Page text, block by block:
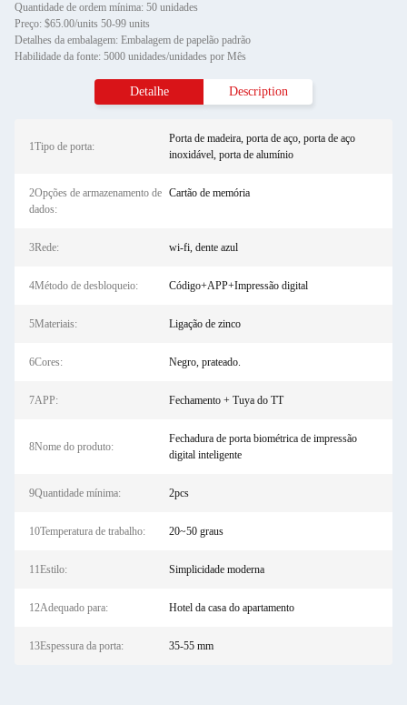
Quantidade de ordem mínima: 50 unidades
Preço: $65.00/units 50-99 units
Detalhes da embalagem: Embalagem de papelão padrão
Habilidade da fonte: 5000 unidades/unidades por Mês
Detalhe Description
1Tipo de porta:
Porta de madeira, porta de aço, porta de aço
inoxidável, porta de alumínio
2Opções de armazenamento de
dados:
Cartão de memória
3Rede: wi-fi, dente azul
4Método de desbloqueio: Código+APP+Impressão digital
5Materiais: Ligação de zinco
6Cores: Negro, prateado.
7APP: Fechamento + Tuya do TT
8Nome do produto:
Fechadura de porta biométrica de impressão
digital inteligente
9Quantidade mínima: 2pcs
10Temperatura de trabalho: 20~50 graus
11Estilo: Simplicidade moderna
12Adequado para: Hotel da casa do apartamento
13Espessura da porta: 35-55 mm